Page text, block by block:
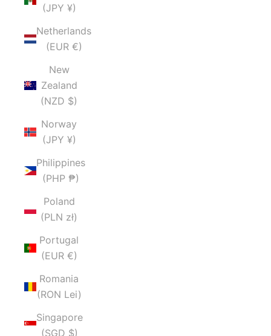
(JPY ¥)
Netherlands
(EUR €)
New
Zealand
(NZD $)
Norway
(JPY ¥)
Philippines
(PHP ₱)
Poland
(PLN zł)
Portugal
(EUR €)
Romania
(RON Lei)
Singapore
(SGD $)